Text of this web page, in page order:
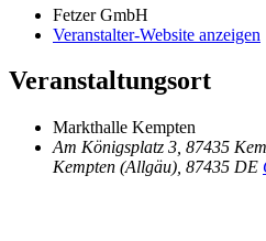
Fetzer GmbH
Veranstalter-Website anzeigen
Veranstaltungsort
Markthalle Kempten
Am Königsplatz 3, 87435
Kempten (Allgäu) 87435 DE